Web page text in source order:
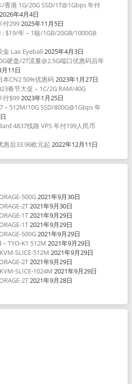
港 1G/20G SSD/1T@1Gbps 年付
2026年4月4日
付2992025年11月5日
$19/年 – 1核/1GB/20GB/1000GB
金 Lax Eyeball 2025年4月3日
硬盘/2T流量@2.5G端口优惠码后年
11日
本CN2 50%优惠码2023年1月27日
春节大促 – 1C/2G RAM/40G
付$992023年1月25日
– 512M/10G SSD/800G@1Gbps 年
4837线路 VPS 年付199人民币
惠后33.96欧元起 2022年12月11日
500G2021年9月30日
2T2021年9月30日
1T2021年9月29日
1T2021年9月29日
500G2021年9月29日
TYO-K1 512M 2021年9月29日
SLICE-512M 2021年9月29日
2T2021年9月29日
SLICE-1024M 2021年9月29日
2T2021年9月28日